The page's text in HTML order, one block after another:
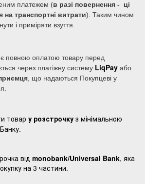
платежем (в разі повернення - ці
на транспортні витрати). Таким чином
і приміряти взуття.
є повною оплатою товару перед
через платіжну систему LiqPay або
, що надаються Покупцеві у
товар у розстрочку з мінімальною
від monobank/Universal Bank, яка
на 3 частини.